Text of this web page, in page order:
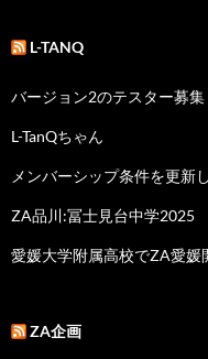
L-TANQ
バージョン2のテスター募集
L-TanQちゃん
メンバーシップ条件を更新
ZA品川:冨士見台中学2025
愛媛大学附属高校でZA愛媛
ZA企画